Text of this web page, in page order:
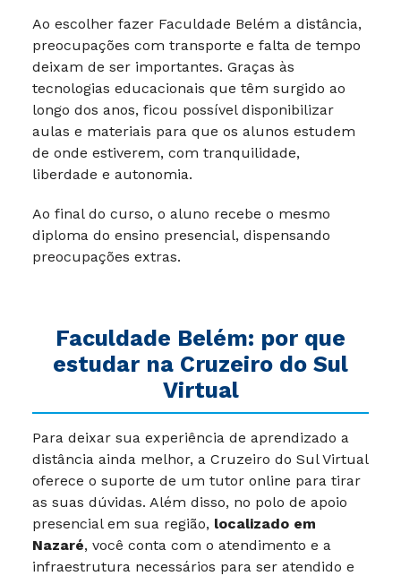
Ao escolher fazer Faculdade Belém a distância,
preocupações com transporte e falta de tempo
deixam de ser importantes. Graças às
tecnologias educacionais que têm surgido ao
longo dos anos, ficou possível disponibilizar
aulas e materiais para que os alunos estudem
de onde estiverem, com tranquilidade,
liberdade e autonomia.
Ao final do curso, o aluno recebe o mesmo
diploma do ensino presencial, dispensando
preocupações extras.
Faculdade Belém: por que
estudar na Cruzeiro do Sul
Virtual
Para deixar sua experiência de aprendizado a
distância ainda melhor, a Cruzeiro do Sul Virtual
oferece o suporte de um tutor online para tirar
as suas dúvidas. Além disso, no polo de apoio
presencial em sua região, localizado em
Nazaré, você conta com o atendimento e a
infraestrutura necessários para ser atendido e